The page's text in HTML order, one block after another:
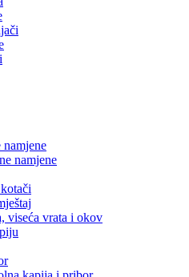
namjene
namjene
viseća vrata i okov